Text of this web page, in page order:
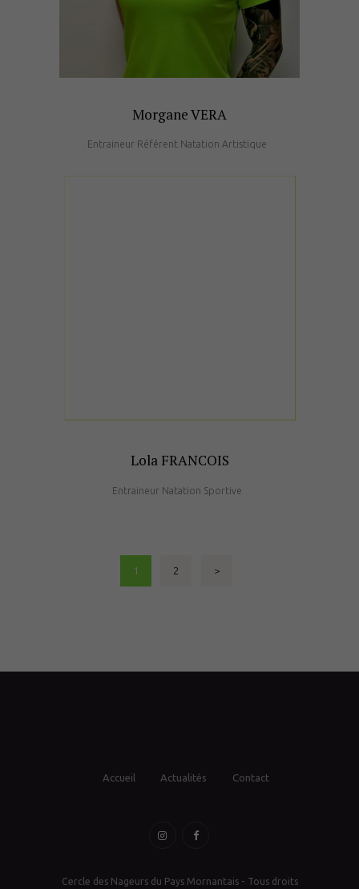
Morgane VERA
Entraineur Référent Natation Artistique
Lola FRANCOIS
Entraineur Natation Sportive
PaginationPAGE
1 PAGE
2 >
Accueil Actualités Contact
Cercle des Nageurs du Pays Mornantais - Tous droits